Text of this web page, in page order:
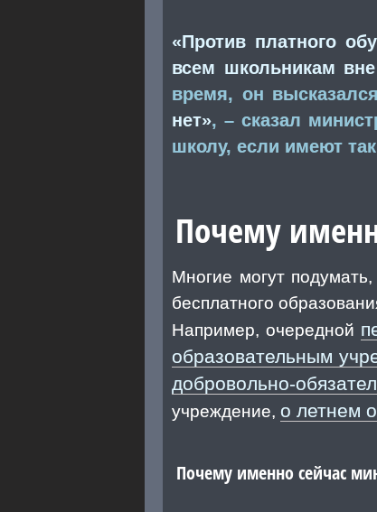
«Против платного
всем школьникам
время, он
нет», – сказал
школу, если имеют
Почему
Многие могут
бесплатного
Например, очередной
образовательным
добровольно-
учреждение, о летнем
Почему именно сейчас